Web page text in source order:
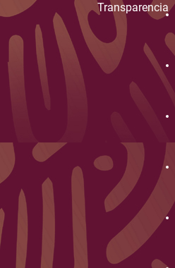
Transparencia